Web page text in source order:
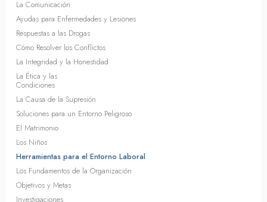
La Comunicación
Ayudas para Enfermedades y Lesiones
Respuestas a las Drogas
Cómo Resolver los Conflictos
La Integridad y la Honestidad
La Ética y las
Condiciones
La Causa de la Supresión
Soluciones para un Entorno Peligroso
El Matrimonio
Los Niños
Herramientas para el Entorno Laboral
Los Fundamentos de la Organización
Objetivos y Metas
Investigaciones